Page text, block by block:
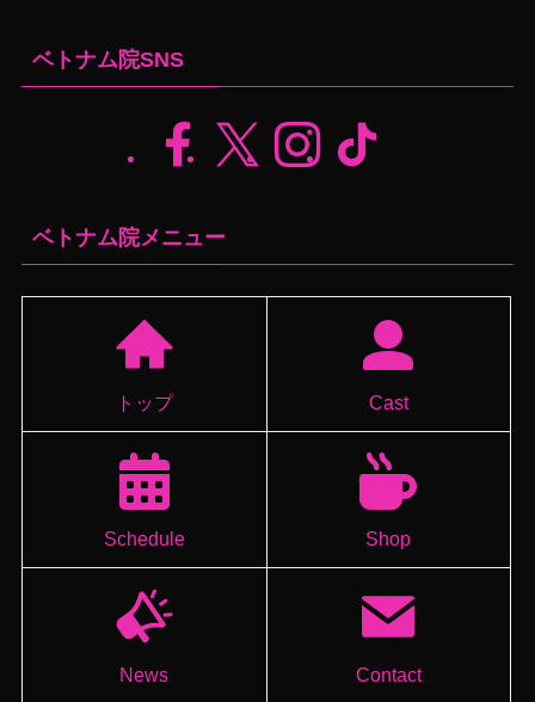
ベトナム院SNS
ベトナム院メニュー
トップ Cast
Schedule Shop
News Contact